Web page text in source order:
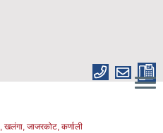
खलंगा, जाजरकोट, कर्णाली